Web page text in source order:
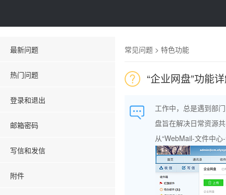
最新问题
热门问题
登录和退出
邮箱密码
写信和发信
附件
常见问题 > 特色功能
“企业网盘”功能
工作中，总是遇到部
盘旨在解决日常资源
从“WebMail-文件中